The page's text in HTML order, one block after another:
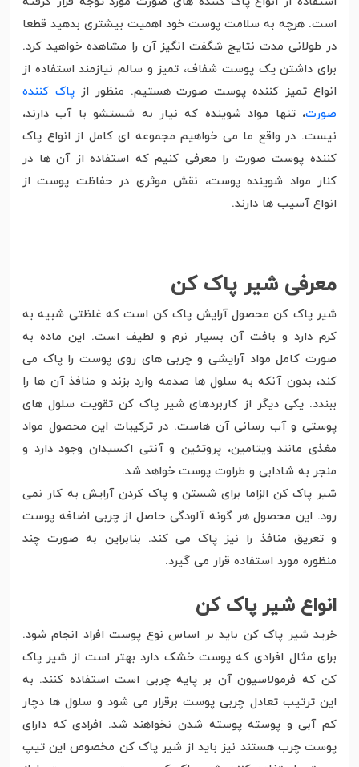
است. هرچه به سلامت پوست خود اهمیت بیشتری بدهید قطعا
در طولانی مدت نتایج شگفت انگیز آن را مشاهده خواهید کرد.
برای داشتن یک پوست شفاف، تمیز و سالم نیازمند استفاده از
انواع تمیز کننده پوست صورت هستیم. منظور ازپاک کننده
صورت، تنها مواد شوینده که نیاز به شستشو با آب دارند،
نیست. در واقع ما می خواهیم مجموعه ای کامل از انواع پاک
کننده پوست صورت را معرفی کنیم که استفاده از آن ها در
کنار مواد شوینده پوست، نقش موثری در حفاظت پوست از
انواع آسیب ها دارند.
معرفی شیر پاک کن
شیر پاک کن محصول آرایش پاک کن است که غلظتی شبیه به
کرم دارد و بافت آن بسیار نرم و لطیف است. این ماده به
صورت کامل مواد آرایشی و چربی های روی پوست را پاک می
کند، بدون آنکه به سلول ها صدمه وارد بزند و منافذ آن ها را
ببندد. یکی دیگر از کاربردهای شیر پاک کن تقویت سلول های
پوستی و آب رسانی آن هاست. در ترکیبات این محصول مواد
مغذی مانند ویتامین، پروتئین و آنتی اکسیدان وجود دارد و
منجر به شادابی و طراوت پوست خواهد شد.
شیر پاک کن الزاما برای شستن و پاک کردن آرایش به کار نمی
رود. این محصول هر گونه آلودگی حاصل از چربی اضافه پوست
و تعریق منافذ را نیز پاک می کند. بنابراین به صورت چند
منظوره مورد استفاده قرار می گیرد.
انواع شیر پاک کن
خرید شیر پاک کن باید بر اساس نوع پوست افراد انجام شود.
برای مثال افرادی که پوست خشک دارد بهتر است از شیر پاک
کن که فرمولاسیون آن بر پایه چربی است استفاده کنند. به
این ترتیب تعادل چربی پوست برقرار می شود و سلول ها دچار
کم آبی و پوسته پوسته شدن نخواهند شد. افرادی که دارای
پوست چرب هستند نیز باید از شیر پاک کن مخصوص این تیپ